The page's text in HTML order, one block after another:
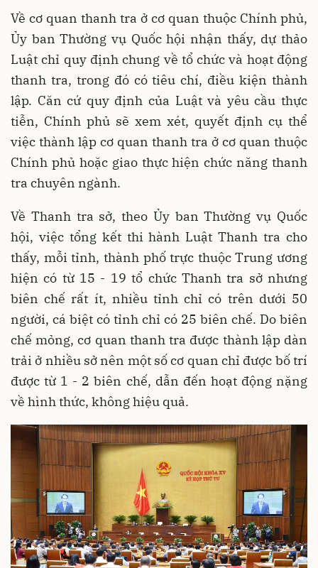
Về cơ quan thanh tra ở cơ quan thuộc Chính phủ,
Ủy ban Thường vụ Quốc hội nhận thấy, dự thảo
Luật chỉ quy định chung về tổ chức và hoạt động
thanh tra, trong đó có tiêu chí, điều kiện thành
lập. Căn cứ quy định của Luật và yêu cầu thực
tiễn, Chính phủ sẽ xem xét, quyết định cụ thể
việc thành lập cơ quan thanh tra ở cơ quan thuộc
Chính phủ hoặc giao thực hiện chức năng thanh
tra chuyên ngành.
Về Thanh tra sở, theo Ủy ban Thường vụ Quốc
hội, việc tổng kết thi hành Luật Thanh tra cho
thấy, mỗi tỉnh, thành phố trực thuộc Trung ương
hiện có từ 15 - 19 tổ chức Thanh tra sở nhưng
biên chế rất ít, nhiều tỉnh chỉ có trên dưới 50
người, cá biệt có tỉnh chỉ có 25 biên chế. Do biên
chế mỏng, cơ quan thanh tra được thành lập dàn
trải ở nhiều sở nên một số cơ quan chỉ được bố trí
được từ 1 - 2 biên chế, dẫn đến hoạt động nặng
về hình thức, không hiệu quả.